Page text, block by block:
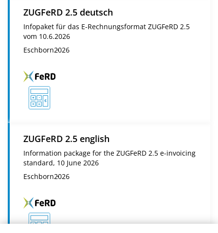
ZUGFeRD 2.5 deutsch
Infopaket für das E-Rechnungsformat ZUGFeRD 2.5
vom 10.6.2026
Eschborn2026
ZUGFeRD 2.5 english
Information package for the ZUGFeRD 2.5 e-invoicing
standard, 10 June 2026
Eschborn2026